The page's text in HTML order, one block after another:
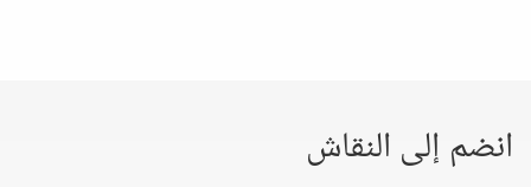
انضم إلى النقاش